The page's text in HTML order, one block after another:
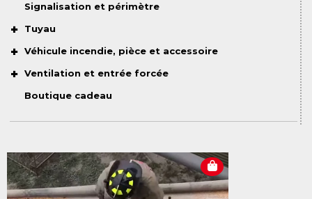
Signalisation et périmètre
Tuyau
Véhicule incendie, pièce et accessoire
Ventilation et entrée forcée
Boutique cadeau